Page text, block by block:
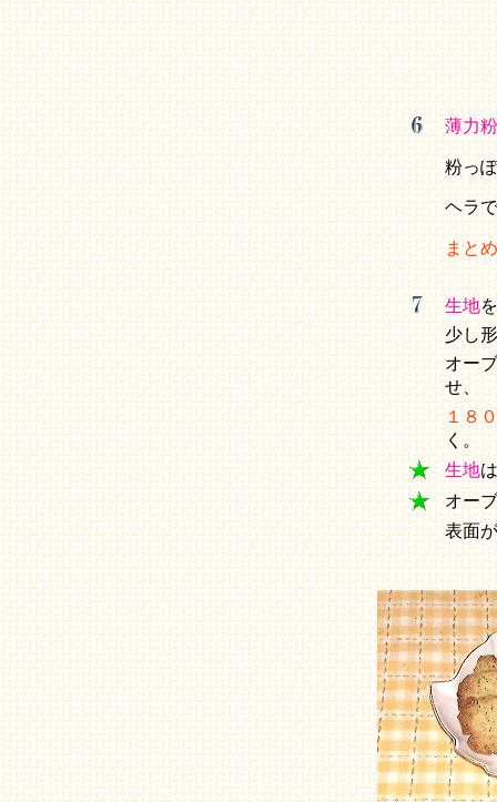
薄力粉
粉っ
ヘラ
まと
生地
少し
オー
せ、
１８
く。
生地
オー
表面が